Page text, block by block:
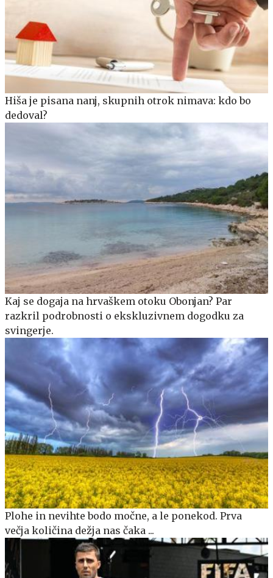
Hiša je pisana nanj, skupnih otrok nimava: kdo bo
dedoval?
Kaj se dogaja na hrvaškem otoku Obonjan? Par
razkril podrobnosti o ekskluzivnem dogodku za
svingerje.
Plohe in nevihte bodo močne, a le ponekod. Prva
večja količina dežja nas čaka ...